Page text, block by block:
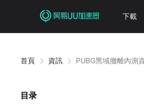
下載
首頁 資訊 PUBG黑域撤離內測
目录